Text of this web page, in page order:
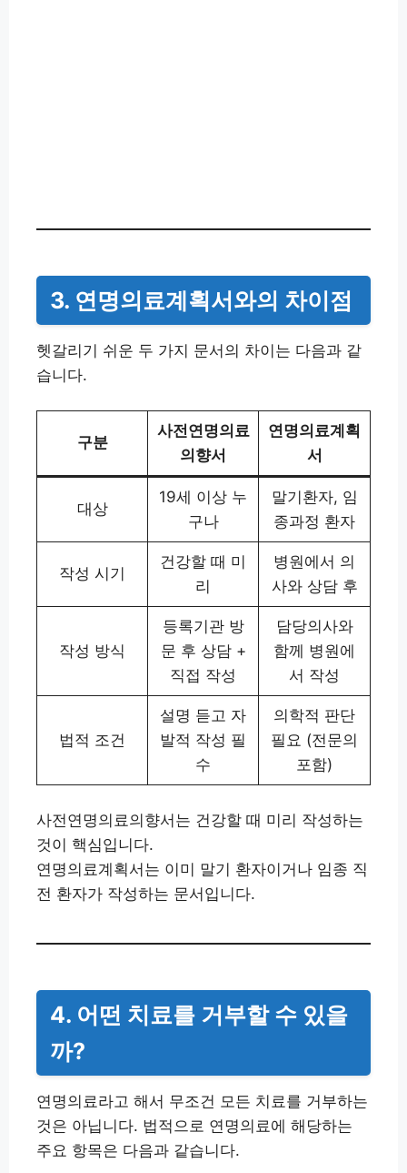
3. 연명의료계획서와의 차이점
헷갈리기 쉬운 두 가지 문서의 차이는 다음과 같
습니다.
구분
사전연명의료
의향서
연명의료계획
서
대상
19세 이상 누
구나
말기환자, 임
종과정 환자
작성 시기
건강할 때 미
리
병원에서 의
사와 상담 후
작성 방식
등록기관 방
문 후 상담 +
직접 작성
담당의사와
함께 병원에
서 작성
법적 조건
설명 듣고 자
발적 작성 필
수
의학적 판단
필요 (전문의
포함)
사전연명의료의향서는 건강할 때 미리 작성하는
것이 핵심입니다.
연명의료계획서는 이미 말기 환자이거나 임종 직
전 환자가 작성하는 문서입니다.
4. 어떤 치료를 거부할 수 있을
까?
연명의료라고 해서 무조건 모든 치료를 거부하는
것은 아닙니다. 법적으로 연명의료에 해당하는
주요 항목은 다음과 같습니다.